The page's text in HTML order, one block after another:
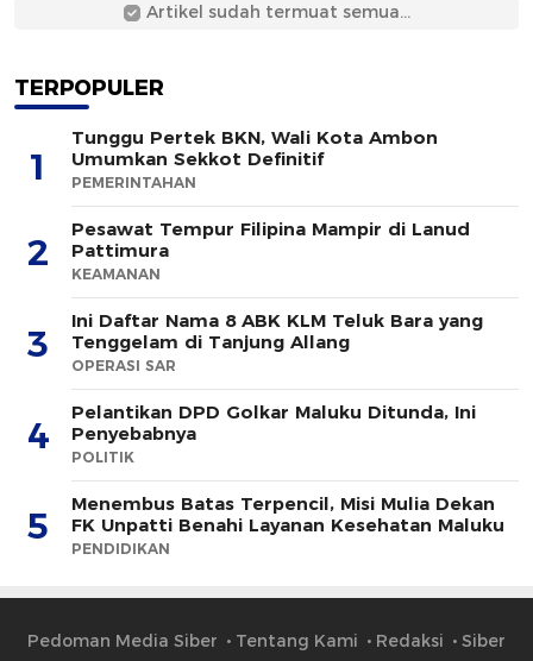
Artikel sudah termuat semua...
TERPOPULER
1
Tunggu Pertek BKN, Wali Kota Ambon
Umumkan Sekkot Definitif
PEMERINTAHAN
2
Pesawat Tempur Filipina Mampir di Lanud
Pattimura
KEAMANAN
3
Ini Daftar Nama 8 ABK KLM Teluk Bara yang
Tenggelam di Tanjung Allang
OPERASI SAR
4
Pelantikan DPD Golkar Maluku Ditunda, Ini
Penyebabnya
POLITIK
5
Menembus Batas Terpencil, Misi Mulia Dekan
FK Unpatti Benahi Layanan Kesehatan Maluku
PENDIDIKAN
Pedoman Media Siber Tentang Kami Redaksi Siber